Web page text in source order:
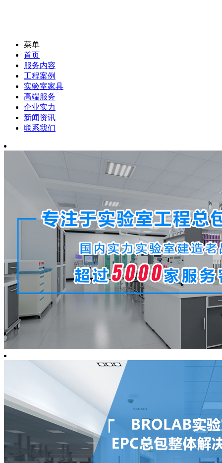
菜单
首页
服务内容
工程案例
实验室家具
高端服务
企业实力
新闻资讯
联系我们